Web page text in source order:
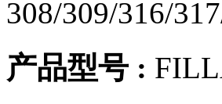
308/309/316/
产品型号 :